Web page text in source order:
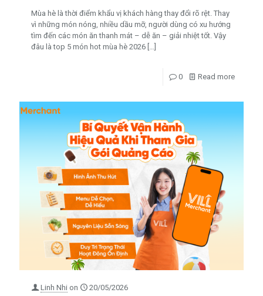
Mùa hè là thời điểm khẩu vị khách hàng thay đổi rõ rệt. Thay
vì những món nóng, nhiều dầu mỡ, người dùng có xu hướng
tìm đến các món ăn thanh mát – dễ ăn – giải nhiệt tốt. Vậy
đâu là top 5 món hot mùa hè 2026
0 Read more
Linh Nhi on 20/05/2026